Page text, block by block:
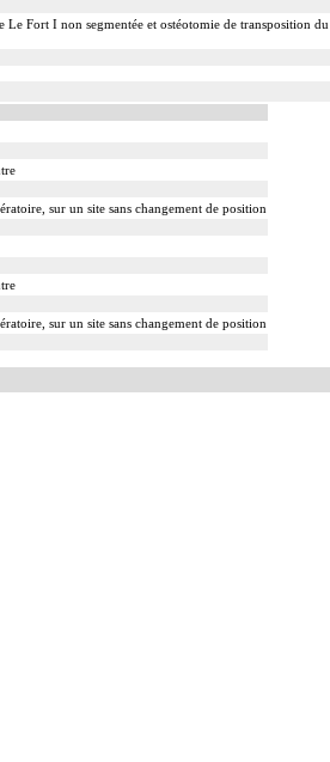
Fort I non segmentée et ostéotomie de transposition du
sur un site sans changement de position
sur un site sans changement de position